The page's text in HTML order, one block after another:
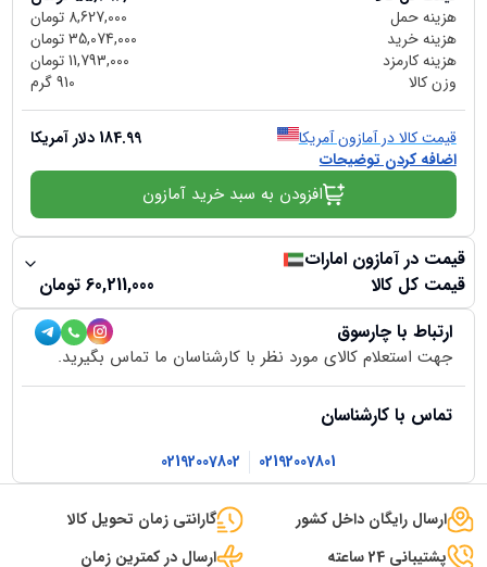
هزینه حمل
8,627,000 تومان
هزینه خرید
35,074,000تومان
هزینه کارمزد
11,793,000تومان
وزن کالا
910گرم
قیمت کالا در آمازون آمریکا 184.99 دلار آمریکا
اضافه کردن توضیحات
افزودن به سبد خرید آمازون
قیمت در آمازون امارات
قیمت کل کالا
60,211,000 تومان
ارتباط با چارسوق
جهت استعلام کالای مورد نظر با کارشناسان ما تماس بگیرید.
تماس با کارشناسان
02192007801
02192007802
ارسال رایگان داخل کشور
گارانتی زمان تحویل کالا
پشتیبانی 24 ساعته
ارسال در کمترین زمان